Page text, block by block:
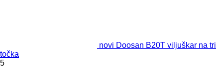
novi Doosan B20T viljuškar na tri
točka
5